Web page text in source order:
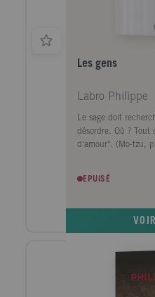
Les gens
Labro Philippe
Le sage doit
désordre. Où ? Tout
d'amour". (Mo-tzu,
commun est le
orpheline
d'eux, vont graviter
intraitable
coach sans
Philippe Labro nous
jusqu'aux cercles
EPUISÉ